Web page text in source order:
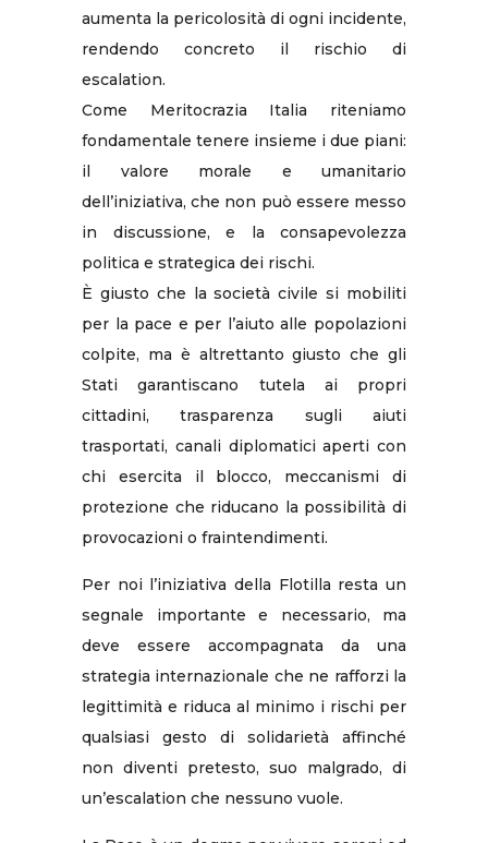
aumenta la pericolosità di ogni incidente,
rendendo concreto il rischio di
escalation.
Come Meritocrazia Italia riteniamo
fondamentale tenere insieme i due piani:
il valore morale e umanitario
dell’iniziativa, che non può essere messo
in discussione, e la consapevolezza
politica e strategica dei rischi.
È giusto che la società civile si mobiliti
per la pace e per l’aiuto alle popolazioni
colpite, ma è altrettanto giusto che gli
Stati garantiscano tutela ai propri
cittadini, trasparenza sugli aiuti
trasportati, canali diplomatici aperti con
chi esercita il blocco, meccanismi di
protezione che riducano la possibilità di
provocazioni o fraintendimenti.
Per noi l’iniziativa della Flotilla resta un
segnale importante e necessario, ma
deve essere accompagnata da una
strategia internazionale che ne rafforzi la
legittimità e riduca al minimo i rischi per
qualsiasi gesto di solidarietà affinché
non diventi pretesto, suo malgrado, di
un’escalation che nessuno vuole.